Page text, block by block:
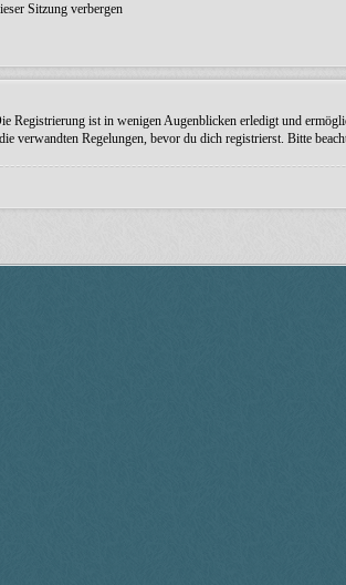
Sitzung verbergen
Registrierung ist in wenigen Augenblicken erledigt und
verwandten Regelungen, bevor du dich registrierst. Bitte